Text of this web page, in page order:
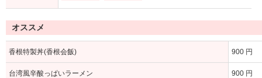
オススメ
香根特製丼(香根会飯) 900 円
台湾風辛酸っぱいラーメン
900 円